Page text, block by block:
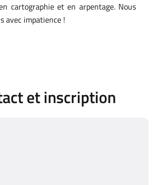
cartographie et en arpentage. Nous
avec impatience !
et inscription